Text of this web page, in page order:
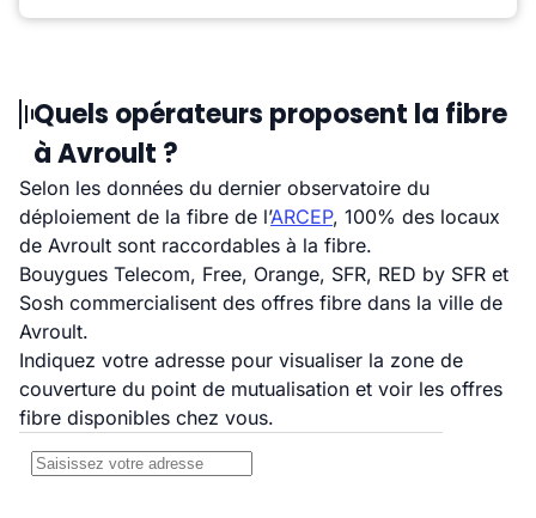
Quels opérateurs proposent la fibre
à Avroult ?
Selon les données du dernier observatoire du
déploiement de la fibre de l’ARCEP, 100% des locaux
de Avroult sont raccordables à la fibre.
Bouygues Telecom, Free, Orange, SFR, RED by SFR et
Sosh commercialisent des offres fibre dans la ville de
Avroult.
Indiquez votre adresse pour visualiser la zone de
couverture du point de mutualisation et voir les offres
fibre disponibles chez vous.